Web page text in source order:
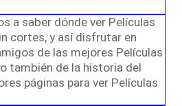
a saber dónde ver Películas
cortes, y así disfrutar en
de las mejores Películas
también de la historia del
páginas para ver Películas